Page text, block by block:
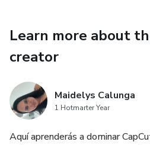
Learn more about
creator
Maidelys Calunga
1 Hotmarter Year
Aquí aprenderás a dominar